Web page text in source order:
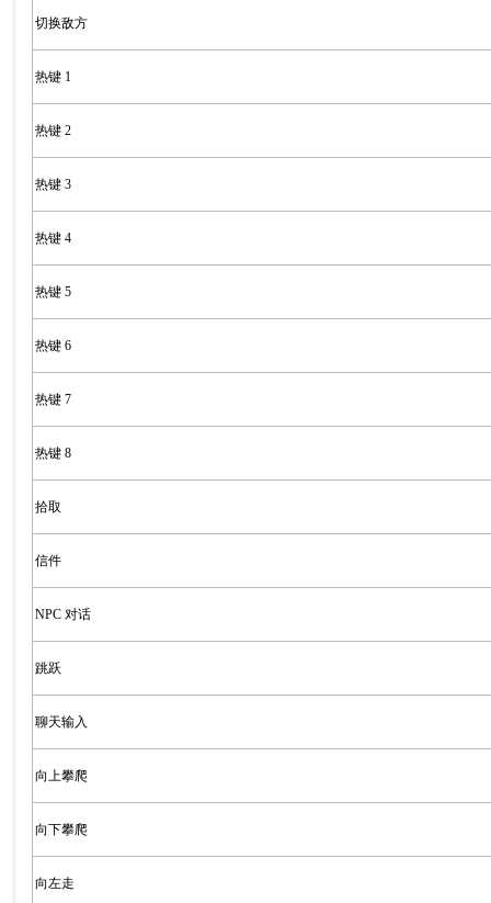
切换敌方
热键 1
热键 2
热键 3
热键 4
热键 5
热键 6
热键 7
热键 8
拾取
信件
NPC 对话
跳跃
聊天输入
向上攀爬
向下攀爬
向左走